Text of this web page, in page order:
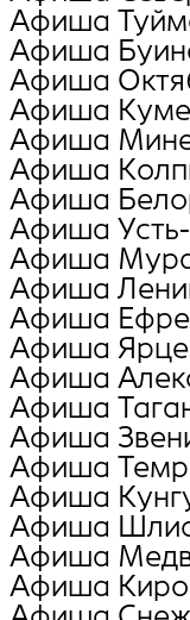
Афиша
Афиша
Афиша
Афиша
Афиша
Афиша
Афиша
Афиша
Афиша
Афиша
Афиша
Афиша
Афиша
Афиша
Афиша
Афиша
Афиша
Афиша
Афиша
Афиша